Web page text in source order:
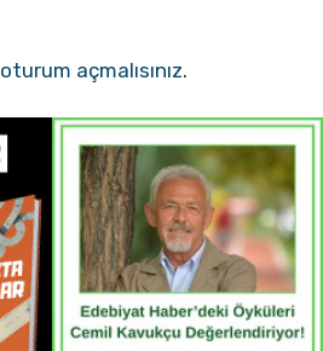
oturum açmalısınız.